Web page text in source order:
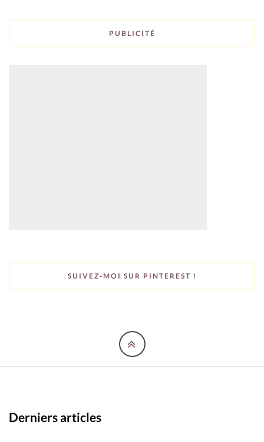
PUBLICITÉ
SUIVEZ-MOI SUR PINTEREST !
Derniers articles